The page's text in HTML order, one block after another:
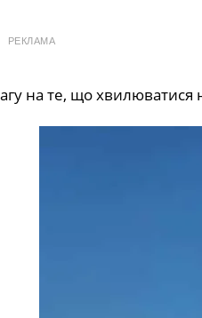
РЕКЛАМА
на те, що хвилюватися